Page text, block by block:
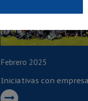
Febrero 2025
Iniciativas con